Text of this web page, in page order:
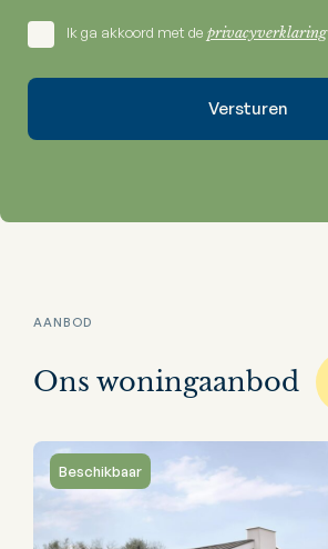
Ik ga akkoord met de privacyverklaring
AANBOD
Ons woningaanbod
Beschikbaar